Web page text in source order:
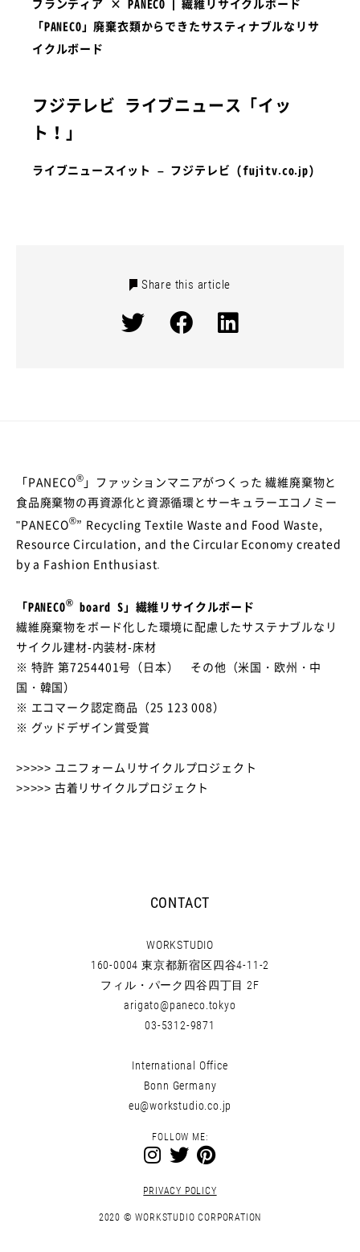
MISSION
CASE
EN
「PANECO」廃棄衣類からできたサスティナブルなリサ
イクルボード
フジテレビ ライブニュース「イッ
ト！」
ライブニュースイット – フジテレビ (fujitv.co.jp)
Share this article
「PANECO®」ファッションマニアがつくった 繊維廃棄物と
食品廃棄物の再資源化と資源循環とサーキュラーエコノミー
"PANECO®” Recycling Textile Waste and Food Waste,
Resource Circulation, and the Circular Economy created
by a Fashion Enthusiast.
「PANECO® board S」繊維リサイクルボード
繊維廃棄物をボード化した環境に配慮したサステナブルなリ
サイクル建材-内装材-床材
※ 特許 第7254401号（日本） その他（米国・欧州・中
国・韓国）
※ エコマーク認定商品（25 123 008）
※ グッドデザイン賞受賞
>>>>> ユニフォームリサイクルプロジェクト
>>>>> 古着リサイクルプロジェクト
CONTACT
WORKSTUDIO
160-0004 東京都新宿区四谷4-11-2
フィル・パーク四谷四丁目 2F
arigato@paneco.tokyo
03-5312-9871
International Office
Bonn Germany
eu@workstudio.co.jp
FOLLOW ME:
PRIVACY POLICY
2020 ©WORKSTUDIO CORPORATION